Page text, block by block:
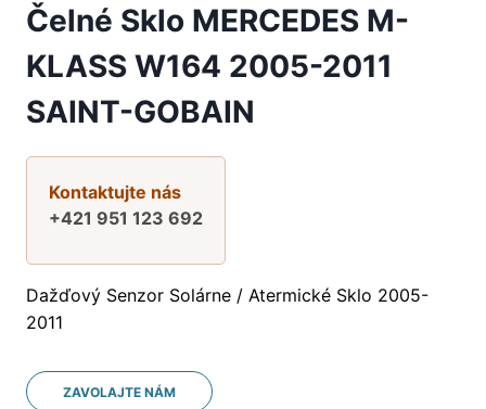
Čelné Sklo MERCEDES M-
KLASS W164 2005-2011
SAINT-GOBAIN
Kontaktujte nás
+421 951 123 692
Dažďový Senzor Solárne / Atermické Sklo 2005-
2011
ZAVOLAJTE NÁM